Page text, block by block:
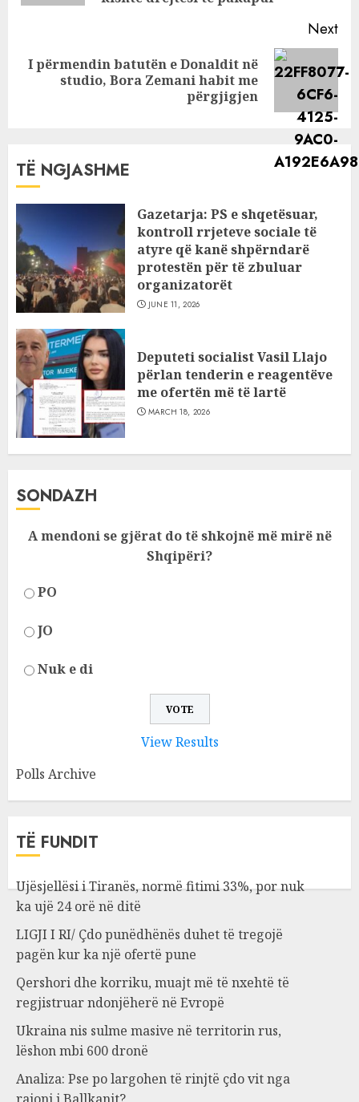
Next
Next
I përmendin batutën e Donaldit në
studio, Bora Zemani habit me
përgjigjen
TË NGJASHME
Gazetarja: PS e shqetësuar,
kontroll rrjeteve sociale të
atyre që kanë shpërndarë
protestën për të zbuluar
organizatorët
JUNE 11, 2026
Deputeti socialist Vasil Llajo
përlan tenderin e reagentëve
me ofertën më të lartë
MARCH 18, 2026
SONDAZH
A mendoni se gjërat do të shkojnë më mirë në
Shqipëri?
PO
JO
Nuk e di
View Results
Polls Archive
TË FUNDIT
Ujësjellësi i Tiranës, normë fitimi 33%, por nuk
ka ujë 24 orë në ditë
LIGJI I RI/ Çdo punëdhënës duhet të tregojë
pagën kur ka një ofertë pune
Qershori dhe korriku, muajt më të nxehtë të
regjistruar ndonjëherë në Evropë
Ukraina nis sulme masive në territorin rus,
lëshon mbi 600 dronë
Analiza: Pse po largohen të rinjtë çdo vit nga